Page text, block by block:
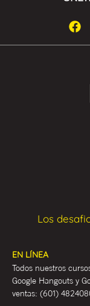
Los
EN LÍNEA
Todos nuestros
Google Hangouts y
ventas: (601)